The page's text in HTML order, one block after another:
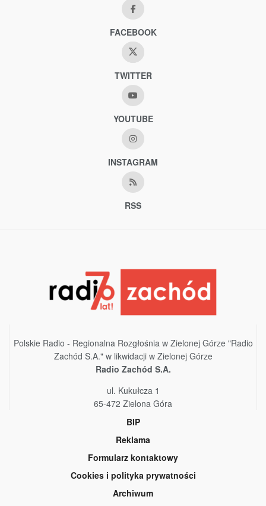
FACEBOOK
TWITTER
YOUTUBE
INSTAGRAM
RSS
Polskie Radio - Regionalna Rozgłośnia w Zielonej Górze "Radio
Zachód S.A." w likwidacji w Zielonej Górze
Radio Zachód S.A.
ul. Kukułcza 1
65-472 Zielona Góra
BIP
Reklama
Formularz kontaktowy
Cookies i polityka prywatności
Archiwum